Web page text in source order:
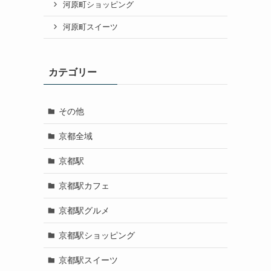
河原町ショッピング
河原町スイーツ
カテゴリー
その他
京都全域
京都駅
京都駅カフェ
京都駅グルメ
京都駅ショッピング
京都駅スイーツ